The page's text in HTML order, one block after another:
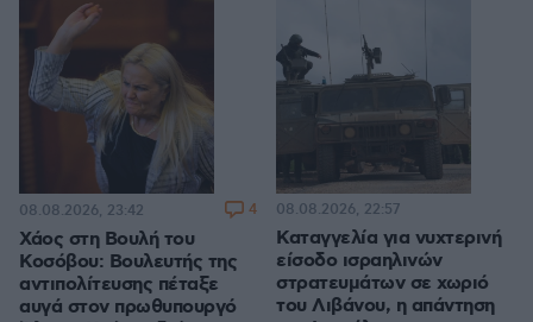
Χάος στη Βουλή του
Κοσόβου: Βουλευτής της
αντιπολίτευσης πέταξε
αυγά στον πρωθυπουργό
08.08.2026, 23:42 4
Καταγγελία για νυχτερινή
είσοδο ισραηλινών
στρατευμάτων σε χωριό
του Λιβάνου, η απάντηση
08.08.2026, 22:57